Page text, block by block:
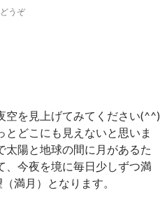
うぞ
空を見上げてみてください(^^)
とどこにも見えないと思いま
太陽と地球の間に月があるた
、今夜を境に毎日少しずつ満
満月）となります。